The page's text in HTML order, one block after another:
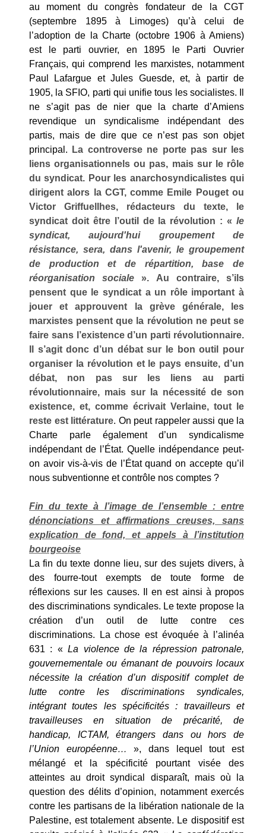
au moment du congrès fondateur de la CGT
(septembre 1895 à Limoges) qu’à celui de
l’adoption de la Charte (octobre 1906 à Amiens)
est le parti ouvrier, en 1895 le Parti Ouvrier
Français, qui comprend les marxistes, notamment
Paul Lafargue et Jules Guesde, et, à partir de
1905, la SFIO, parti qui unifie tous les socialistes. Il
ne s’agit pas de nier que la charte d’Amiens
revendique un syndicalisme indépendant des
partis, mais de dire que ce n’est pas son objet
principal.
La controverse ne porte pas sur les
liens organisationnels ou pas, mais sur le rôle
du syndicat. Pour les anarchosyndicalistes qui
dirigent alors la CGT, comme Emile Pouget ou
Victor Griffuellhes, rédacteurs du texte, le
syndicat doit être l’outil de la révolution : « le
syndicat, aujourd'hui groupement de
résistance, sera, dans l'avenir, le groupement
de production et de répartition, base de
réorganisation sociale ». Au contraire, s’ils
pensent que le syndicat a un rôle important à
jouer et approuvent la grève générale, les
marxistes pensent que la révolution ne peut se
faire sans l’existence d’un parti révolutionnaire.
Il s’agit donc d’un débat sur le bon outil pour
organiser la révolution et le pays ensuite, d’un
débat, non pas sur les liens au parti
révolutionnaire, mais sur la nécessité de son
existence, et, comme écrivait Verlaine, tout le
reste est littérature. On peut rappeler aussi que la
Charte parle également d’un syndicalisme
indépendant de l’État. Quelle indépendance peut-
on avoir vis-à-vis de l’État quand on accepte qu’il
nous subventionne et contrôle nos comptes ?
Fin du texte à l’image de l’ensemble : entre
dénonciations et affirmations creuses, sans
explication de fond, et appels à l’institution
bourgeoise
La fin du texte donne lieu, sur des sujets divers, à
des fourre-tout exempts de toute forme de
réflexions sur les causes. Il en est ainsi à propos
des discriminations syndicales. Le texte propose la
création d’un outil de lutte contre ces
discriminations. La chose est évoquée à l’alinéa
631 : «La violence de la répression patronale,
gouvernementale ou émanant de pouvoirs locaux
nécessite la création d’un dispositif complet de
lutte contre les discriminations syndicales,
intégrant toutes les spécificités : travailleurs et
travailleuses en situation de précarité, de
handicap, ICTAM, étrangers dans ou hors de
l’Union européenne…», dans lequel tout est
mélangé et la spécificité pourtant visée des
atteintes au droit syndical disparaît, mais où la
question des délits d’opinion, notamment exercés
contre les partisans de la libération nationale de la
Palestine, est totalement absente. Le dispositif est